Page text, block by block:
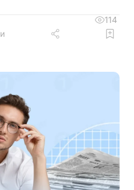
про місце роботи,
Паралельно ДМС
Якщо людини ще
система
цифровий профіль
114